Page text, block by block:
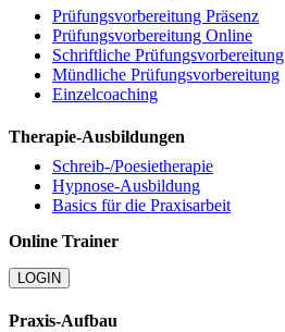
Prüfungsvorbereitung Präsenz
Prüfungsvorbereitung Online
Schriftliche Prüfungsvorbereitung
Mündliche Prüfungsvorbereitung
Einzelcoaching
Therapie-Ausbildungen
Schreib-/Poesietherapie
Hypnose-Ausbildung
Basics für die Praxisarbeit
Online Trainer
LOGIN
Praxis-Aufbau